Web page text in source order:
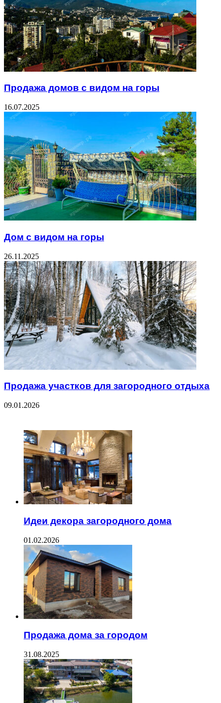
Продажа домов с видом на горы
16.07.2025
Дом с видом на горы
26.11.2025
Продажа участков для загородного отдыха
09.01.2026
Идеи декора загородного дома
01.02.2026
Продажа дома за городом
31.08.2025